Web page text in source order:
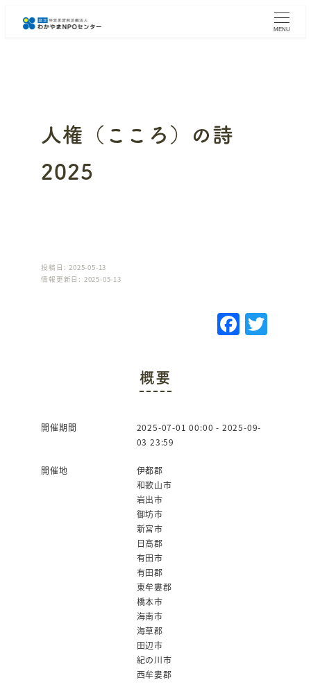
MENU
人権（こころ）の詩
2025
投稿日: 2025-05-13
情報更新日: 2025-05-13
F
a
o
T
概要
開催期間
2025-07-01 00:00 - 2025-09-
03 23:59
開催地
伊都郡
和歌山市
岩出市
御坊市
新宮市
日高郡
有田市
有田郡
東牟婁郡
橋本市
海南市
海草郡
田辺市
紀の川市
西牟婁郡